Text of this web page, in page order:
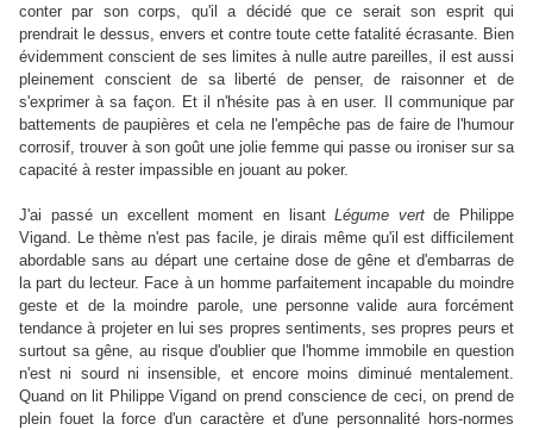
conter par son corps, qu'il a décidé que ce serait son esprit qui
prendrait le dessus, envers et contre toute cette fatalité écrasante. Bien
évidemment conscient de ses limites à nulle autre pareilles, il est aussi
pleinement conscient de sa liberté de penser, de raisonner et de
s'exprimer à sa façon. Et il n'hésite pas à en user. Il communique par
battements de paupières et cela ne l'empêche pas de faire de l'humour
corrosif, trouver à son goût une jolie femme qui passe ou ironiser sur sa
capacité à rester impassible en jouant au poker.
J'ai passé un excellent moment en lisantLégume vertde Philippe
Vigand. Le thème n'est pas facile, je dirais même qu'il est difficilement
abordable sans au départ une certaine dose de gêne et d'embarras de
la part du lecteur. Face à un homme parfaitement incapable du moindre
geste et de la moindre parole, une personne valide aura forcément
tendance à projeter en lui ses propres sentiments, ses propres peurs et
surtout sa gêne, au risque d'oublier que l'homme immobile en question
n'est ni sourd ni insensible, et encore moins diminué mentalement.
Quand on lit Philippe Vigand on prend conscience de ceci, on prend de
plein fouet la force d'un caractère et d'une personnalité hors-normes